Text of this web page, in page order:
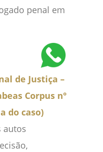
penal em
de Justiça –
Corpus nº
do caso)
autos